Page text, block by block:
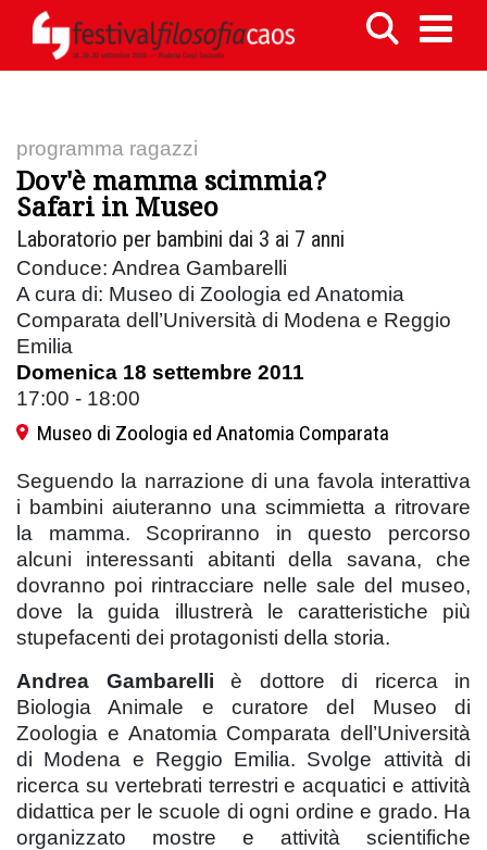
programma ragazzi
Dov'è mamma scimmia?
Safari in Museo
Laboratorio per bambini dai 3 ai 7 anni
Conduce: Andrea Gambarelli
A cura di: Museo di Zoologia ed Anatomia
Comparata dell’Università di Modena e Reggio
Emilia
Domenica 18 settembre 2011
17:00 - 18:00
Museo di Zoologia ed Anatomia Comparata
Seguendo la narrazione di una favola interattiva
i bambini aiuteranno una scimmietta a ritrovare
la mamma. Scopriranno in questo percorso
alcuni interessanti abitanti della savana, che
dovranno poi rintracciare nelle sale del museo,
dove la guida illustrerà le caratteristiche più
stupefacenti dei protagonisti della storia.
Andrea Gambarelli è dottore di ricerca in
Biologia Animale e curatore del Museo di
Zoologia e Anatomia Comparata dell’Università
di Modena e Reggio Emilia. Svolge attività di
ricerca su vertebrati terrestri e acquatici e attività
didattica per le scuole di ogni ordine e grado. Ha
organizzato mostre e attività scientifiche